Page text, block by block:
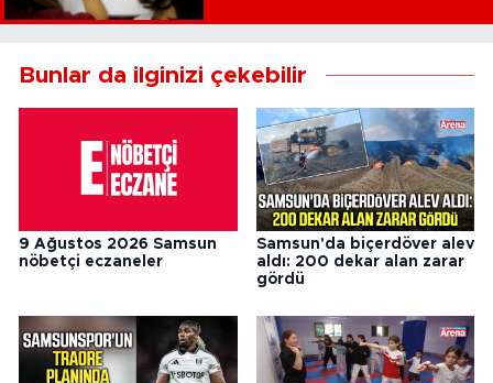
Bunlar da ilginizi çekebilir
9 Ağustos 2026 Samsun
nöbetçi eczaneler
Samsun'da biçerdöver alev
aldı: 200 dekar alan zarar
gördü